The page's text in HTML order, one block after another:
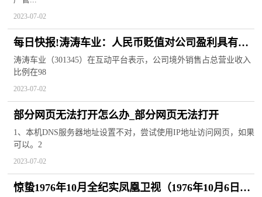
2023-07-02
每日快报!涛涛车业：人民币贬值对公司盈利具有一
定有利影响
涛涛车业（301345）在互动平台表示，公司境外销售占总营业收入
比例在98
2023-07-02
部分网页无法打开怎么办_部分网页无法打开
1、本机DNS服务器地址设置不对，尝试使用IP地址访问网页，如果
可以。2
2023-07-02
惊蛰1976年10月全纪实凤凰卫视（1976年10月6日发